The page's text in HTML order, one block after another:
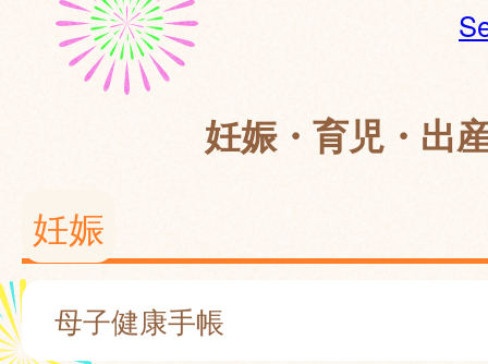
妊娠・育児・出
妊娠
母子健康手帳